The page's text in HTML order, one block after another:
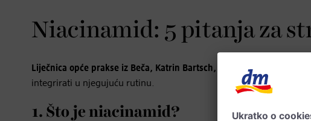
Niacinamid: 5 pitanja za
Liječnica opće prakse iz Beča, Katrin Bartsch, specijalizirala se za
integrirati u njegujuću rutinu.
1. Što je niacinamid?